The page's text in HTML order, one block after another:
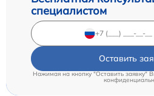
специалистом
Оставить
Нажимая на кнопку "Оставить заявку"